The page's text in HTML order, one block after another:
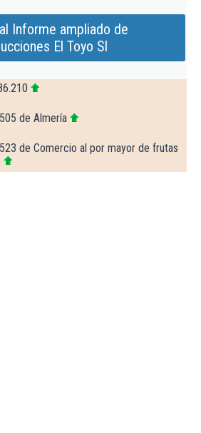
Informe ampliado de
El Toyo Sl
de Almería
de Comercio al por mayor de frutas